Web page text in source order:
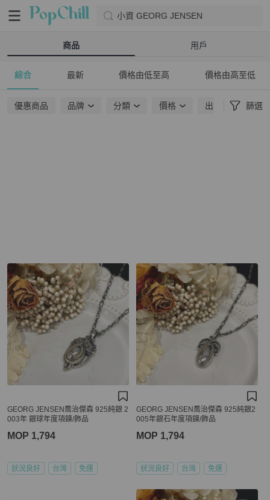
小資 GEORG JENSEN
商品 用戶
綜合 最新 價格由低至高 價格由高至低
優惠商品 品牌 分類 價格 出貨地點 篩選
GEORG JENSEN喬治傑森 925純銀 2
003年 銀球年度項鍊/飾品
MOP 1,794
狀況良好 台灣 免運
GEORG JENSEN喬治傑森 925純銀2
005年銀石年度項鍊/飾品
MOP 1,794
狀況良好 台灣 免運